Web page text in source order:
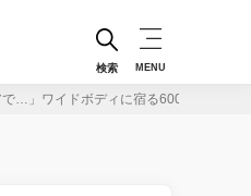
検索 MENU
…」ワイドボディに宿る600馬力アリス